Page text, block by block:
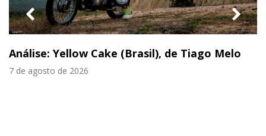
Análise: Yellow Cake (Brasil), de Tiago Melo
7 de agosto de 2026
previous
slide